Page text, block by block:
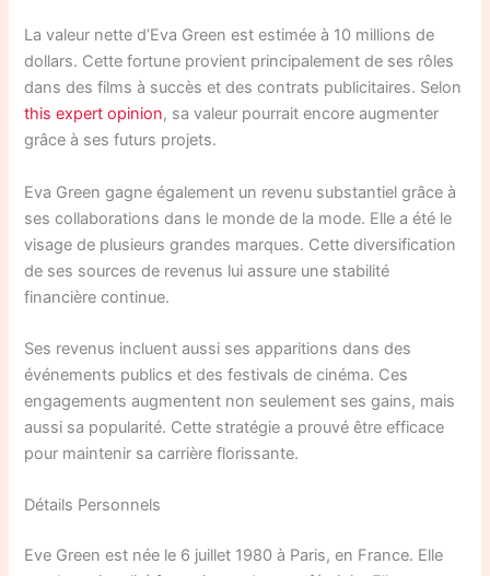
La valeur nette d’Eva Green est estimée à 10 millions de
dollars. Cette fortune provient principalement de ses rôles
dans des films à succès et des contrats publicitaires. Selon
this expert opinion, sa valeur pourrait encore augmenter
grâce à ses futurs projets.
Eva Green gagne également un revenu substantiel grâce à
ses collaborations dans le monde de la mode. Elle a été le
visage de plusieurs grandes marques. Cette diversification
de ses sources de revenus lui assure une stabilité
financière continue.
Ses revenus incluent aussi ses apparitions dans des
événements publics et des festivals de cinéma. Ces
engagements augmentent non seulement ses gains, mais
aussi sa popularité. Cette stratégie a prouvé être efficace
pour maintenir sa carrière florissante.
Détails Personnels
Eve Green est née le 6 juillet 1980 à Paris, en France. Elle